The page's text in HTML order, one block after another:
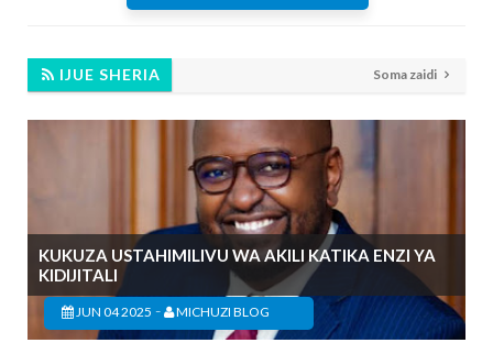
IJUE SHERIA Soma zaidi
KUKUZA USTAHIMILIVU WA AKILI KATIKA ENZI YA
KIDIJITALI
JUN 04 2025 - MICHUZI BLOG